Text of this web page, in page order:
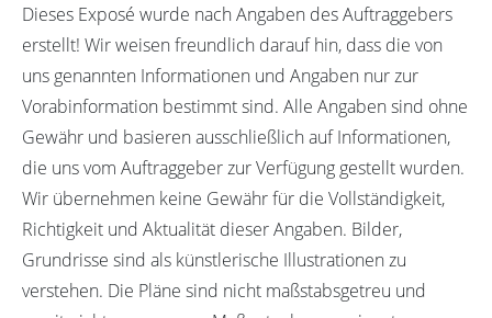
Dieses Exposé wurde nach Angaben des Auftraggebers
erstellt! Wir weisen freundlich darauf hin, dass die von
uns genannten Informationen und Angaben nur zur
Vorabinformation bestimmt sind. Alle Angaben sind ohne
Gewähr und basieren ausschließlich auf Informationen,
die uns vom Auftraggeber zur Verfügung gestellt wurden.
Wir übernehmen keine Gewähr für die Vollständigkeit,
Richtigkeit und Aktualität dieser Angaben. Bilder,
Grundrisse sind als künstlerische Illustrationen zu
verstehen. Die Pläne sind nicht maßstabsgetreu und